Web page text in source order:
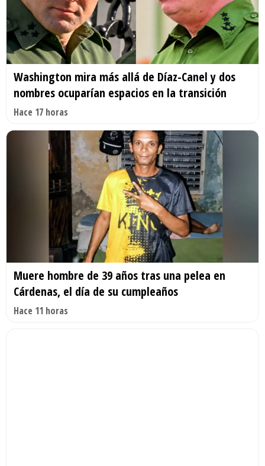
Washington mira más allá de Díaz-Canel y dos
nombres ocuparían espacios en la transición
Hace 17 horas
Muere hombre de 39 años tras una pelea en
Cárdenas, el día de su cumpleaños
Hace 11 horas